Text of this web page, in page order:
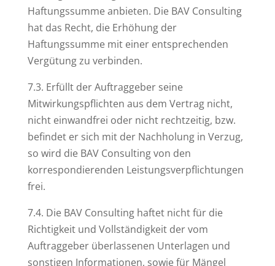
Haftungssumme anbieten. Die BAV Consulting
hat das Recht, die Erhöhung der
Haftungssumme mit einer entsprechenden
Vergütung zu verbinden.
7.3. Erfüllt der Auftraggeber seine
Mitwirkungspflichten aus dem Vertrag nicht,
nicht einwandfrei oder nicht rechtzeitig, bzw.
befindet er sich mit der Nachholung in Verzug,
so wird die BAV Consulting von den
korrespondierenden Leistungsverpflichtungen
frei.
7.4. Die BAV Consulting haftet nicht für die
Richtigkeit und Vollständigkeit der vom
Auftraggeber überlassenen Unterlagen und
sonstigen Informationen, sowie für Mängel